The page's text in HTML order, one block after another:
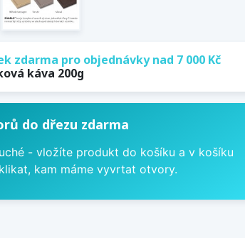
zdarma pro objednávky nad 7 000 Kč
káva 200g
do dřezu zdarma
- vložíte produkt do košíku a v košíku
kam máme vyvrtat otvory.